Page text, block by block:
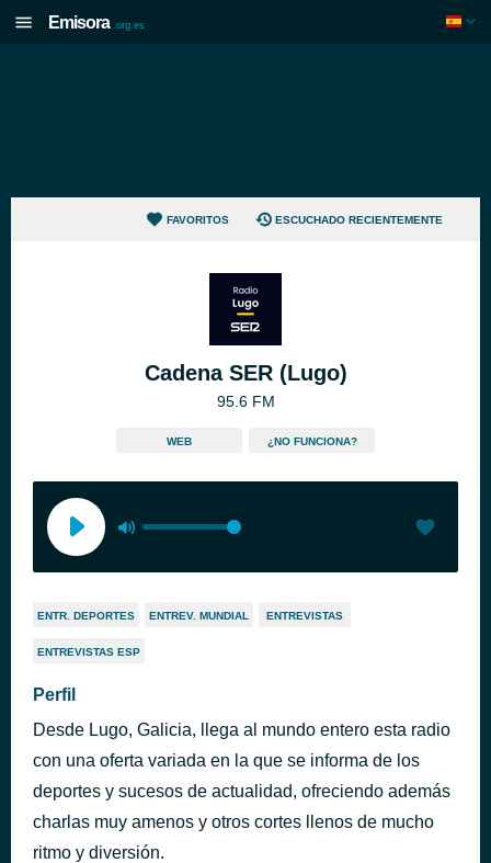
Emisora .org.es
FAVORITOS ESCUCHADO RECIENTEMENTE
Cadena SER (Lugo)
95.6 FM
WEB ¿NO FUNCIONA?
ENTR. DEPORTES ENTREV. MUNDIAL ENTREVISTAS
ENTREVISTAS ESP
Perfil
Desde Lugo, Galicia, llega al mundo entero esta radio
con una oferta variada en la que se informa de los
deportes y sucesos de actualidad, ofreciendo además
charlas muy amenos y otros cortes llenos de mucho
ritmo y diversión.